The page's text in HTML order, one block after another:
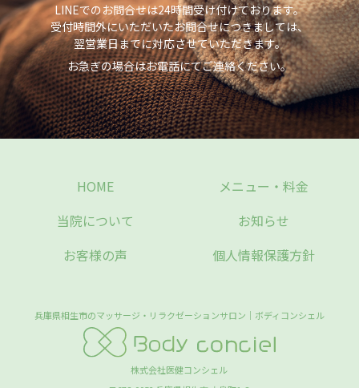
LINEでのお問合せは24時間受け付けております。
受付時間外にいただいたお問合せにつきましては、
翌営業日までに対応させていただきます。
お急ぎの場合はお電話にてご連絡ください。
HOME
メニュー・料金
当院について
お知らせ
お客様の声
個人情報保護方針
兵庫県相生市のマッサージ・リラクゼーションサロン｜ボディコンシェル
株式会社医健コンシェル